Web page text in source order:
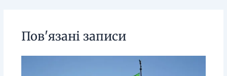
Пов'язані записи